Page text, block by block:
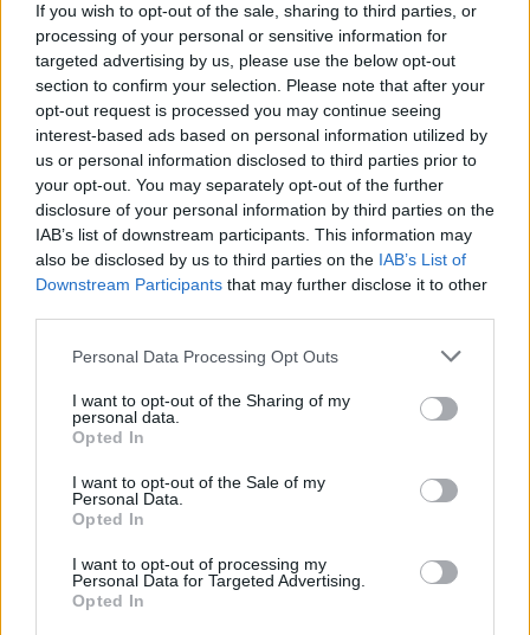
If you wish to opt-out of the sale, sharing to third parties, or
processing of your personal or sensitive information for
targeted advertising by us, please use the below opt-out
section to confirm your selection. Please note that after your
opt-out request is processed you may continue seeing
interest-based ads based on personal information utilized by
us or personal information disclosed to third parties prior to
your opt-out. You may separately opt-out of the further
disclosure of your personal information by third parties on the
IAB’s list of downstream participants. This information may
also be disclosed by us to third parties on the IAB’s List of
Downstream Participants that may further disclose it to other
Please note that this website/app uses one or more Google
not limited to your visit or usage behaviour. You may click to
grant or deny consent to Google and its third-party tags to
use your data for below specified purposes in below Google
consent section.
Personal Data Processing Opt Outs
I want to opt-out of the Sharing of my
personal data.
Opted In
I want to opt-out of the Sale of my
Personal Data.
Opted In
I want to opt-out of processing my
Personal Data for Targeted Advertising.
Opted In
munkatársaival, és a legutóbbi nyertes induló
előadókkal. Legutóbb a Harmed szerepelt a Magam
adomban, (akikmost lettek Európa egyik
legígéretesebb fiatal zenekara), most pedig a
Qualitons, következik. Alább a lejátszási listájuk egy
rövid interjúval kiegészítve.